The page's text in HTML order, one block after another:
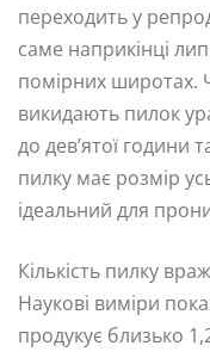
переходить у
саме наприкінці
помірних широтах.
викидають пилок
до дев’ятої години
пилку має розмір
ідеальний для
Кількість пилку
Наукові виміри
продукує близько